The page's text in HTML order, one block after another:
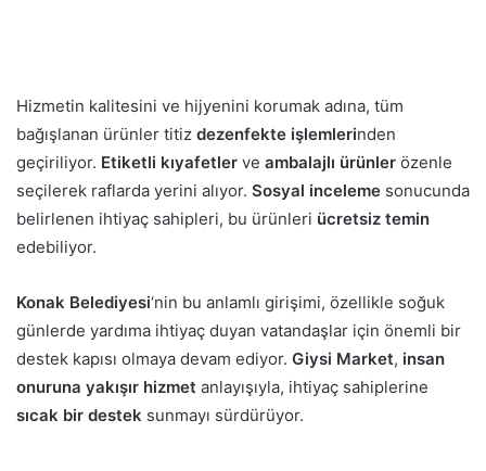
Hizmetin kalitesini ve hijyenini korumak adına, tüm
bağışlanan ürünler titiz dezenfekte işlemlerinden
geçiriliyor. Etiketli kıyafetler ve ambalajlı ürünler özenle
seçilerek raflarda yerini alıyor. Sosyal inceleme sonucunda
belirlenen ihtiyaç sahipleri, bu ürünleri ücretsiz temin
edebiliyor.
Konak Belediyesi‘nin bu anlamlı girişimi, özellikle soğuk
günlerde yardıma ihtiyaç duyan vatandaşlar için önemli bir
destek kapısı olmaya devam ediyor. Giysi Market, insan
onuruna yakışır hizmet anlayışıyla, ihtiyaç sahiplerine
sıcak bir destek sunmayı sürdürüyor.